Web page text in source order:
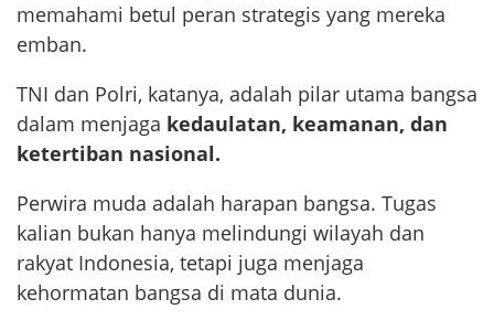
memahami betul peran strategis yang mereka
emban.
TNI dan Polri, katanya, adalah pilar utama bangsa
dalam menjaga kedaulatan, keamanan, dan
ketertiban nasional.
Perwira muda adalah harapan bangsa. Tugas
kalian bukan hanya melindungi wilayah dan
rakyat Indonesia, tetapi juga menjaga
kehormatan bangsa di mata dunia.